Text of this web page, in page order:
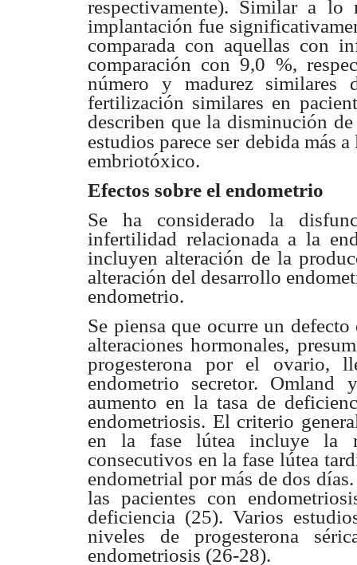
respectivamente). Similar a lo
implantación fue
comparada con aquellas con
comparación con 9,0 %,
número y madurez similares
fertilización similares en
describen que la disminución
estudios parece ser debida más
embriotóxico.
Efectos sobre el endometrio
Se ha considerado la
infertilidad relacionada a la
incluyen alteración de la
alteración del desarrollo
endometrio.
Se piensa que ocurre un
alteraciones hormonales,
progesterona por el ovario,
endometrio secretor.
aumento en la tasa de
endometriosis. El criterio
en la fase lútea incluye la
consecutivos en la fase lútea
endometrial por más de dos
las pacientes con
deficiencia (25). Varios
niveles de progesterona
endometriosis (26-28).